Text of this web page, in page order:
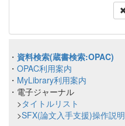
・ 資料検索(蔵書検索:OPAC)
・ OPAC利用案内
・ MyLibrary利用案内
・電子ジャーナル
>タイトルリスト
>SFX(論文入手支援)操作説明